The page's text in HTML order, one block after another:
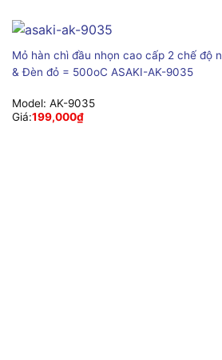
Mỏ hàn chì đầu nhọn cao cấp 2 chế độ
& Đèn đỏ = 500oC ASAKI-AK-9035
Model: AK-9035
Giá:199,000₫